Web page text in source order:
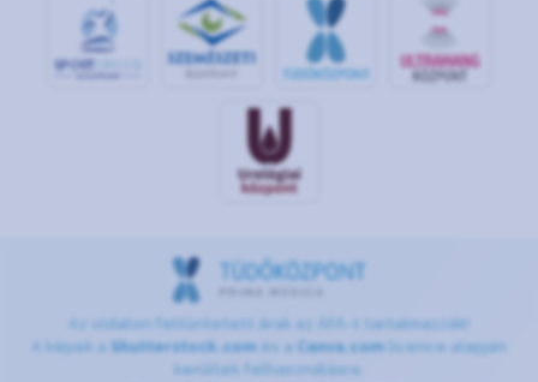
SPORT
Az oldalon feltüntetett árak az ÁFÁ-t tartalmazzák!
A képek a Shutterstock.com és a Canva.com licence alapján
kerültek felhasználásra.